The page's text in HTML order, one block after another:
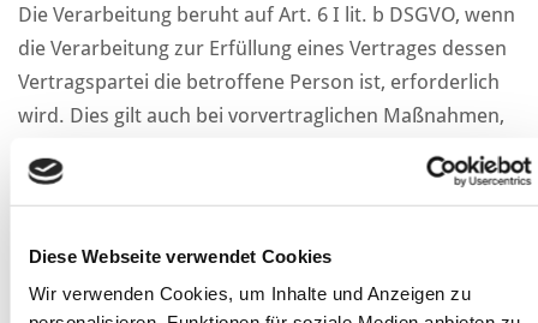
Diese Webseite verwendet Cookies
Wir verwenden Cookies, um Inhalte und Anzeigen zu
Die Verarbeitung beruht auf Art. 6 I lit. b DSGVO, wenn
die Verarbeitung zur Erfüllung eines Vertrages dessen
Vertragspartei die betroffene Person ist, erforderlich
wird. Dies gilt auch bei vorvertraglichen Maßnahmen,
die Verarbeitung zur Erfüllung einer rechtlichen
Verpflichtung, der wir unterliegen, erforderlich ist.